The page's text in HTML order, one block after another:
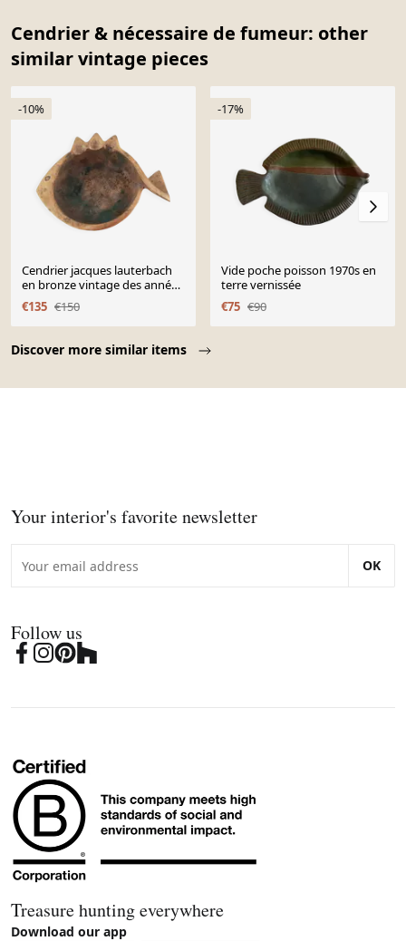
Cendrier & nécessaire de fumeur: other
similar vintage pieces
Discover more similar items
-10%
Cendrier jacques lauterbach
en bronze vintage des années
1960 forme de poisson
€135 €150
-17%
Vide poche poisson 1970s en
terre vernissée
€75 €90
Your interior's favorite newsletter
OK
Follow us
Treasure hunting everywhere
Download our app